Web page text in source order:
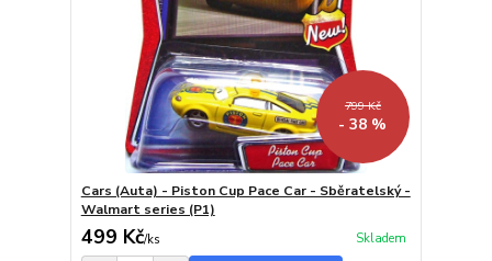
799 Kč
- 38 %
Cars (Auta) - Piston Cup Pace Car - Sběratelský -
Walmart series (P1)
499 Kč/ks Skladem